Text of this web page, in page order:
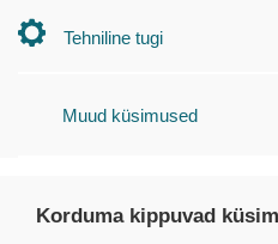
Tehniline tugi
Muud küsimused
Korduma kippuvad